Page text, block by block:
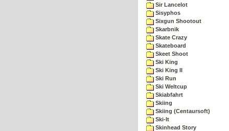
Sir Lancelot
Sisyphos
Sixgun Shootout
Skarbnik
Skate Crazy
Skateboard
Skeet Shoot
Ski King
Ski King II
Ski Run
Ski Weltcup
Skiabfahrt
Skiing
Skiing (Centaursoft)
Ski-It
Skinhead Story